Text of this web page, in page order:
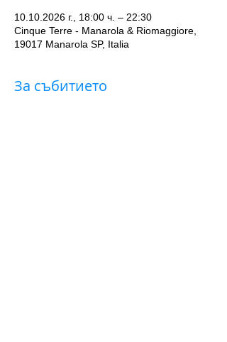
10.10.2026 г., 18:00 ч. – 22:30
Cinque Terre - Manarola & Riomaggiore,
19017 Manarola SP, Italia
За събитието